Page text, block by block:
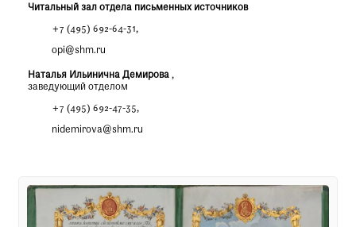
Читальный зал отдела письменных источников
+7 (495) 692-64-31,
opi@shm.ru
Наталья Ильинична Демирова ,
заведующий отделом
+7 (495) 692-47-35,
nidemirova@shm.ru